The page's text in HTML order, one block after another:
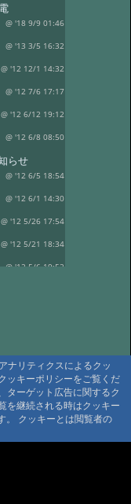
@ '18 9/9 01:46
@ '13 3/5 16:32
@ '12 12/1 14:32
@ '12 7/6 17:17
@ '12 6/12 19:12
@ '12 6/8 08:50
らせ
@ '12 6/5 18:54
@ '12 6/1 14:30
@ '12 5/26 17:54
@ '12 5/21 18:34
@ '12 5/6 19:52
@ '12 3/27 19:46
@ '12 3/24 18:38
@ '12 3/13 18:41
@ '12 3/3 15:24
ナリティクスによるクッ
ッキーポリシーをご覧くだ
ターゲット広告に関するク
を継続される時はクッキー
。 クッキーとは閲覧者の